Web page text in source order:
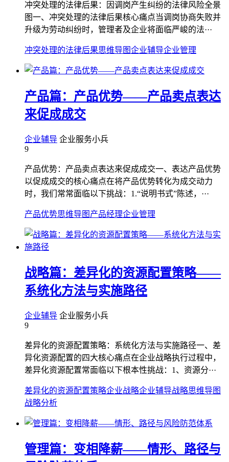
冲突处理的法律后果：因调岗产生纠纷的法律风险全景
图一、冲突处理的法律后果核心痛点当调岗协商失败并
升级为劳动纠纷时，管理者及企业将面临严峻的法···
冲突处理的法律后果思维导图企业辅导企业管理
产品篇：产品优势——产品卖点表达
来促成成交
企业辅导 企业服务小兵
9
产品优势：产品卖点表达来促成成交一、表达产品优势
以促成成交的核心痛点在将产品优势转化为成交动力
时，我们常常面临以下挑战：1.“说明书式”陈述，···
产品优势思维导图 产品经理企业管理
战略篇：差异化的资源配置策略——
系统化方法与实施路径
企业辅导 企业服务小兵
9
差异化的资源配置策略：系统化方法与实施路径一、差
异化资源配置的四大核心痛点在企业战略执行过程中，
差异化资源配置常面临以下根本性挑战：1、资源分···
差异化的资源配置策略企业战略企业辅导战略思维导图
战略分析
管理篇：变相降薪——情形、路径与